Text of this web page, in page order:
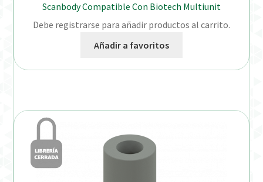
Scanbody Compatible Con Biotech Multiunit
Debe registrarse para añadir productos al carrito.
Añadir a favoritos